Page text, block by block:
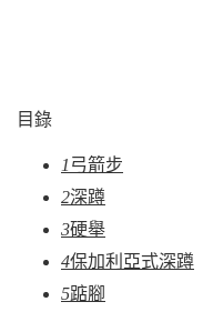
目錄
1 弓箭步
2深蹲
3硬舉
4保加利亞式深蹲
5踮腳